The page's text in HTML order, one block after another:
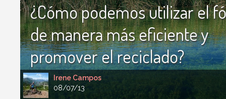
Irene Campos
08/07/13
¿Cómo podemos utilizar el
de manera más eficiente y
promover el reciclado?